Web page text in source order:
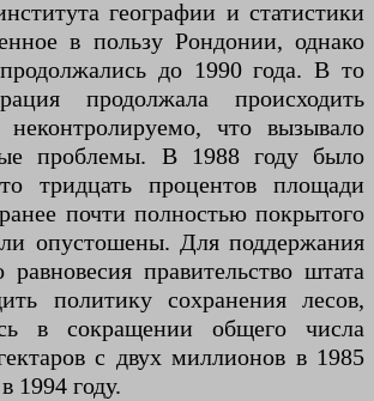
географии и статистики
в пользу Рондонии, однако
до 1990 года. В то
продолжала происходить
что вызывало
проблемы. В 1988 году было
тридцать процентов площади
почти полностью покрытого
опустошены. Для поддержания
равновесия правительство штата
политику сохранения лесов,
в сокращении общего числа
с двух миллионов в 1985
1994 году.